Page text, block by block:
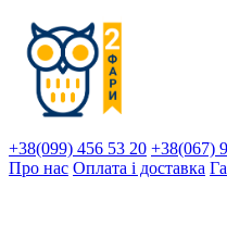
+38(099) 456 53 20 +38(067)
Про нас Оплата і доставка